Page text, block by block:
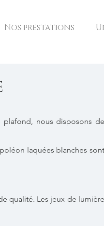
Nos prestations
plafond, nous disposons de
laquées blanches sont
qualité. Les jeux de lumière